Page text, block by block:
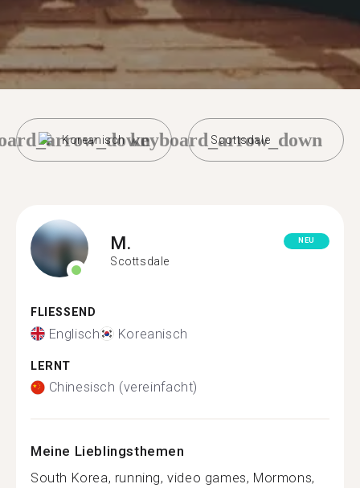
Koreanisch Scottsdale
keyboard_arrow_down
M.
Scottsdale
NEU
FLIESSEND
Englisch Koreanisch
LERNT
Chinesisch (vereinfacht)
Meine Lieblingsthemen
South Korea, running, video games, Mormons,